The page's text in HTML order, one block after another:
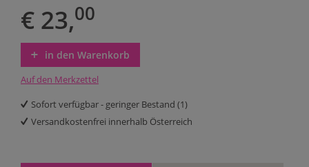
€ 23,00
in den Warenkorb
Auf den Merkzettel
Sofort verfügbar - geringer Bestand (1)
Versandkostenfrei innerhalb Österreich